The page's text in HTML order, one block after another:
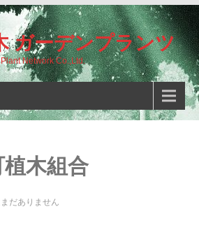
ガーデンプランツ
Plant Network Co.,Ltd.
木組合
だありません